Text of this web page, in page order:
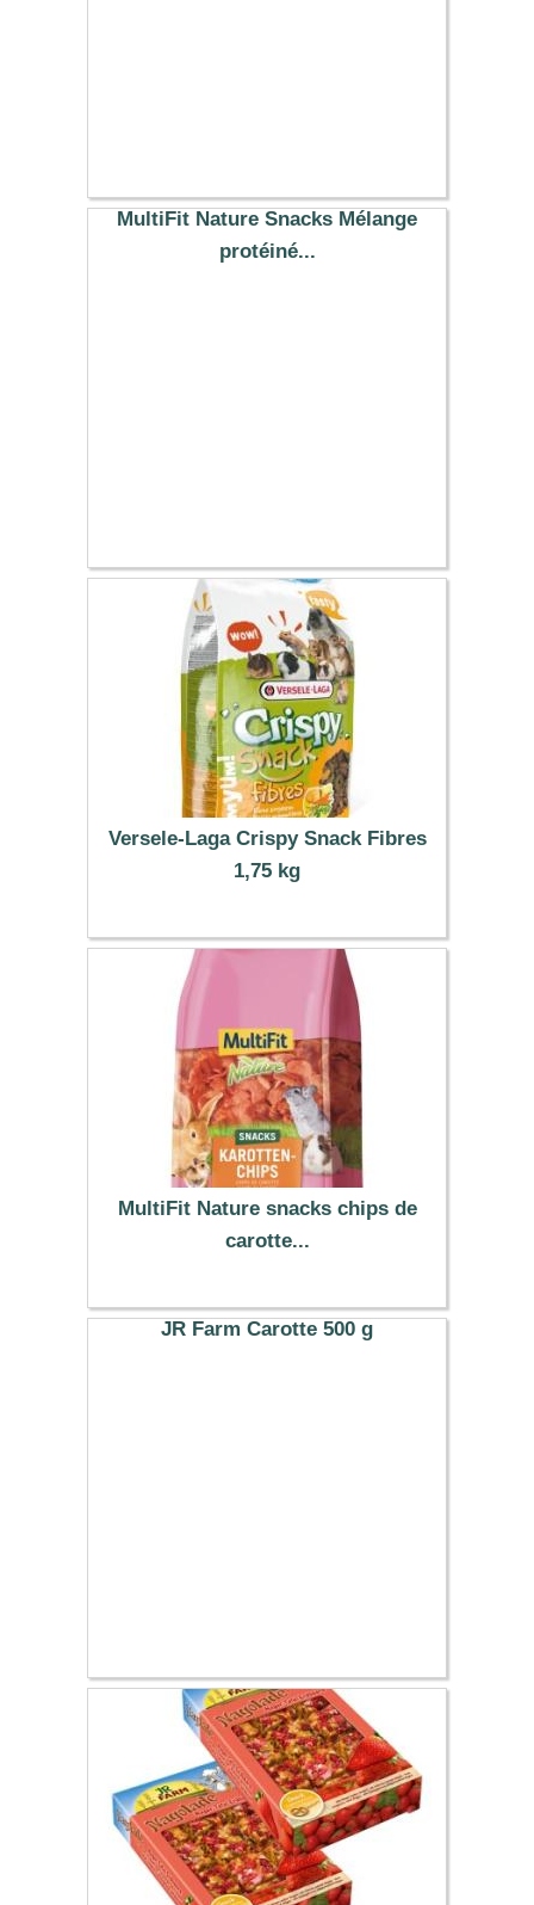
MultiFit Nature Snacks Mélange
protéiné...
Versele-Laga Crispy Snack Fibres
1,75 kg
8.99 €
MultiFit Nature snacks chips de
carotte...
3.99 €
JR Farm Carotte 500 g